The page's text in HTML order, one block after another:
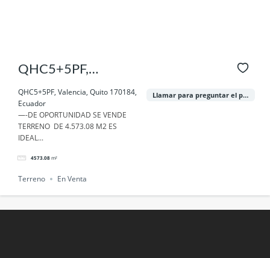
QHC5+5PF,
Valencia, Quito
170184, Ecuador
QHC5+5PF, Valencia, Quito 170184,
Ecuador
—-DE OPORTUNIDAD SE VENDE
TERRENO DE 4.573.08 M2 ES
IDEAL...
4573.08 m²
Llamar para preguntar el precio
Terreno En Venta